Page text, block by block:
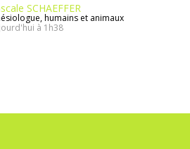
SCHAEFFER
humains et animaux
à 1h38